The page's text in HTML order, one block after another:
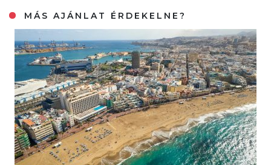
MÁS AJÁNLAT ÉRDEKELNE?